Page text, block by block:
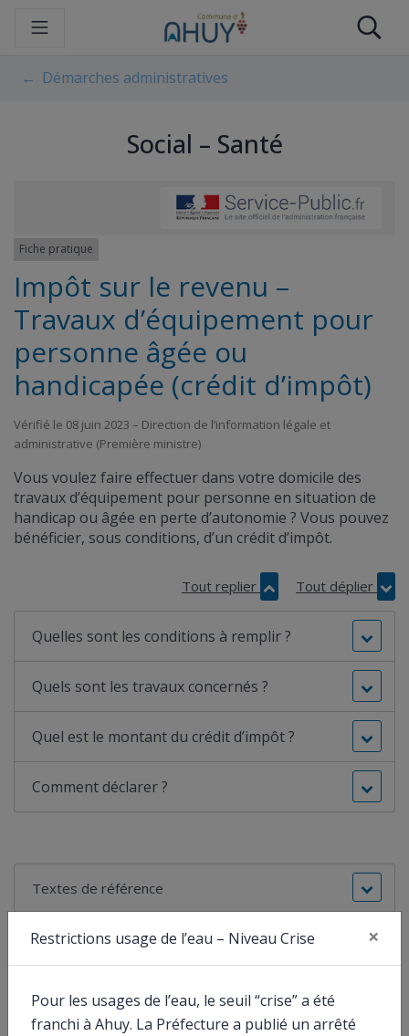
Démarches administratives
Social – Santé
Fiche pratique
Impôt sur le revenu –
Travaux d’équipement pour
personne âgée ou
handicapée (crédit d’impôt)
Vérifié le 08 juin 2023 – Direction de l’information légale et
administrative (Première ministre)
Vous voulez faire effectuer dans votre domicile des
travaux d’équipement pour personne en situation de
handicap ou âgée en perte d’autonomie ? Vous pouvez
bénéficier, sous conditions, d’un crédit d’impôt.
Tout replier Tout déplier
Quelles sont les conditions à remplir ?
Quels sont les travaux concernés ?
Quel est le montant du crédit d’impôt ?
Comment déclarer ?
Textes de référence
Services en ligne et formulaires
Questions ? Réponses !
Restrictions usage de l’eau – Niveau Crise ×
Pour les usages de l’eau, le seuil “crise” a été
franchi à Ahuy. La Préfecture a publié un arrêté